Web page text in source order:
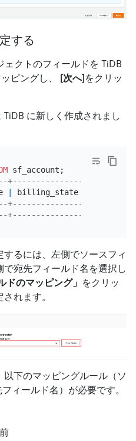
する
ェクトのフィールドを TiDB
ピングし、 [次へ] をクリッ
TiDB に新しく作成されまし
+---------------+--------
billing_state
+---------------+--------
+---------------+--------
るには、左側でソースフィ
宛先フィールド名を選択し
ドのマッピング」 をクリッ
れます。
以下のマッピングルール（ソ
ィールド名）が必要です。